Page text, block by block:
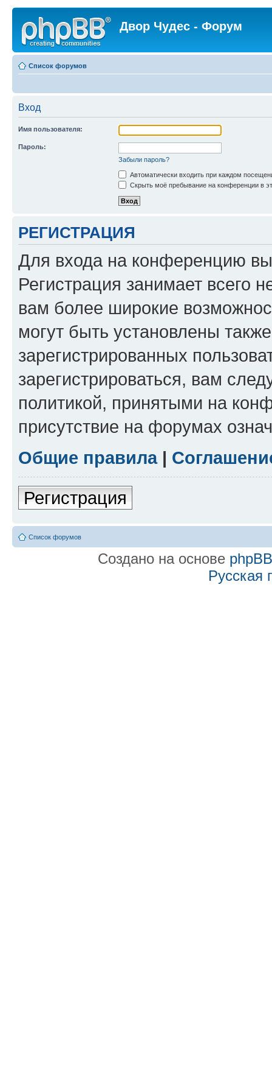
Двор Чудес - Форум
Список форумов
Вход
Имя пользователя:
Пароль:
Забыли пароль?
Автоматически входить при каждом
Скрыть моё пребывание на конференции в
РЕГИСТРАЦИЯ
Для входа на конференцию
Регистрация занимает всего
вам более широкие
могут быть установлены
зарегистрированных
зарегистрироваться, вам
политикой, принятыми на
присутствие на форумах
Общие правила|
Регистрация
Список форумов
Создано на основе phpBB
Русская